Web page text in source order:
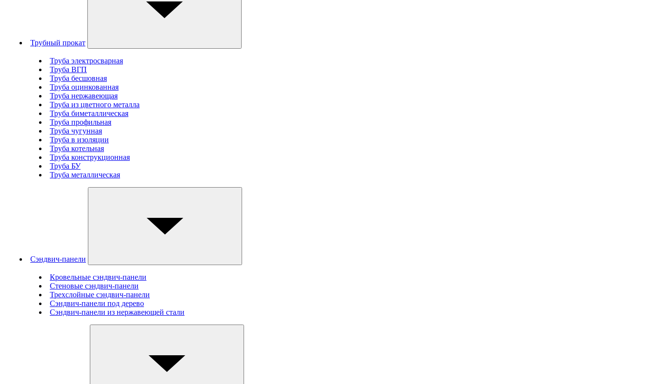
Трубный прокат
Труба электросварная
Труба ВГП
Труба бесшовная
Труба оцинкованная
Труба нержавеющая
Труба из цветного металла
Труба биметаллическая
Труба профильная
Труба чугунная
Труба в изоляции
Труба котельная
Труба конструкционная
Труба БУ
Труба металлическая
Сэндвич-панели
Кровельные сэндвич-панели
Стеновые cэндвич-панели
Трехслойные сэндвич-панели
Сэндвич-панели под дерево
Сэндвич-панели из нержавеющей стали